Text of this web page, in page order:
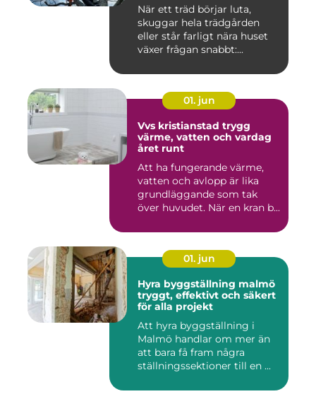
När ett träd börjar luta,
skuggar hela trädgården
eller står farligt nära huset
växer frågan snabbt:...
01. jun
Vvs kristianstad trygg
värme, vatten och vardag
året runt
Att ha fungerande värme,
vatten och avlopp är lika
grundläggande som tak
över huvudet. När en kran b...
01. jun
Hyra byggställning malmö
tryggt, effektivt och säkert
för alla projekt
Att hyra byggställning i
Malmö handlar om mer än
att bara få fram några
ställningssektioner till en ...